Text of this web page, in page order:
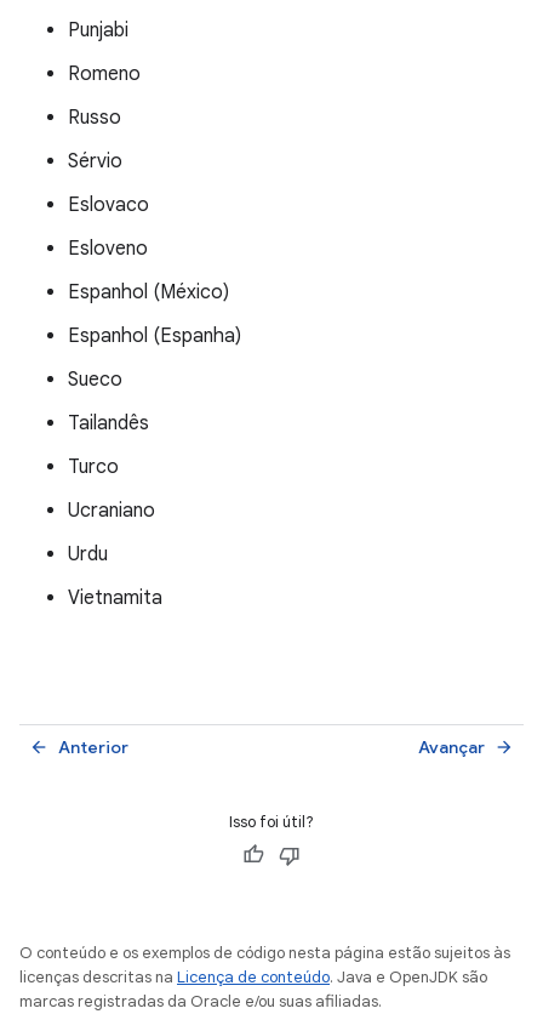
Punjabi
Romeno
Russo
Sérvio
Eslovaco
Esloveno
Espanhol (México)
Espanhol (Espanha)
Sueco
Tailandês
Turco
Ucraniano
Urdu
Vietnamita
Anterior
arrow_back Avançar arrow_forward
Isso foi útil?
O conteúdo e os exemplos de código nesta página estão sujeitos às
licenças descritas na Licença de conteúdo. Java e OpenJDK são
marcas registradas da Oracle e/ou suas afiliadas.